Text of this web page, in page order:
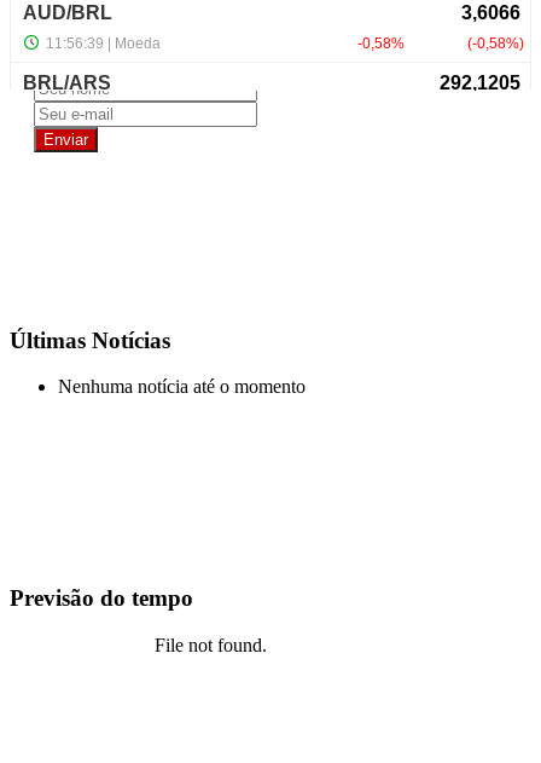
NewsLetter
Últimas Notícias
Nenhuma notícia até o momento
Previsão do tempo